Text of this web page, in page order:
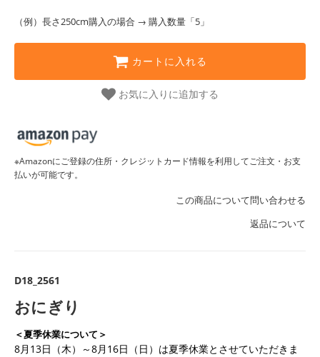
（例）長さ250cm購入の場合 → 購入数量「5」
カートに入れる
お気に入りに追加する
※Amazonにご登録の住所・クレジットカード情報を利用してご注文・お支
払いが可能です。
この商品について問い合わせる
返品について
D18_2561
おにぎり
＜夏季休業について＞
8月13日（木）～8月16日（日）は夏季休業とさせていただきま